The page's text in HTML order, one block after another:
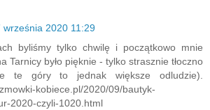
września 2020 11:29
byliśmy tylko chwilę i początkowo mnie
Tarnicy było pięknie - tylko strasznie tłoczno
te góry to jednak większe odludzie).
kobiece.pl/2020/09/bautyk-
2020-czyli-1020.html